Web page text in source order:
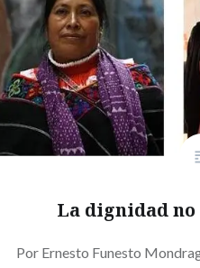
La dignidad
Por Ernesto Funesto